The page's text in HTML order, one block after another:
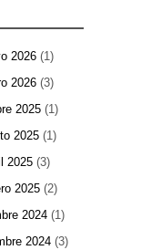
2026(1)
2026(3)
2025 (1)
2025 (1)
2025(3)
2025(2)
2024(1)
2024(3)